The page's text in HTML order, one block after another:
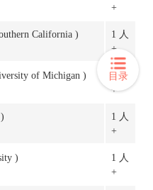
+
California )
1 人
+
of Michigan )
1 人
+
1 人
+
)
1 人
+
目录